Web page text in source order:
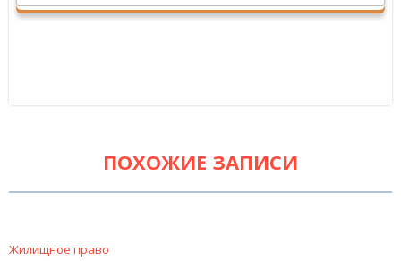
ПОХОЖИЕ ЗАПИСИ
Жилищное право